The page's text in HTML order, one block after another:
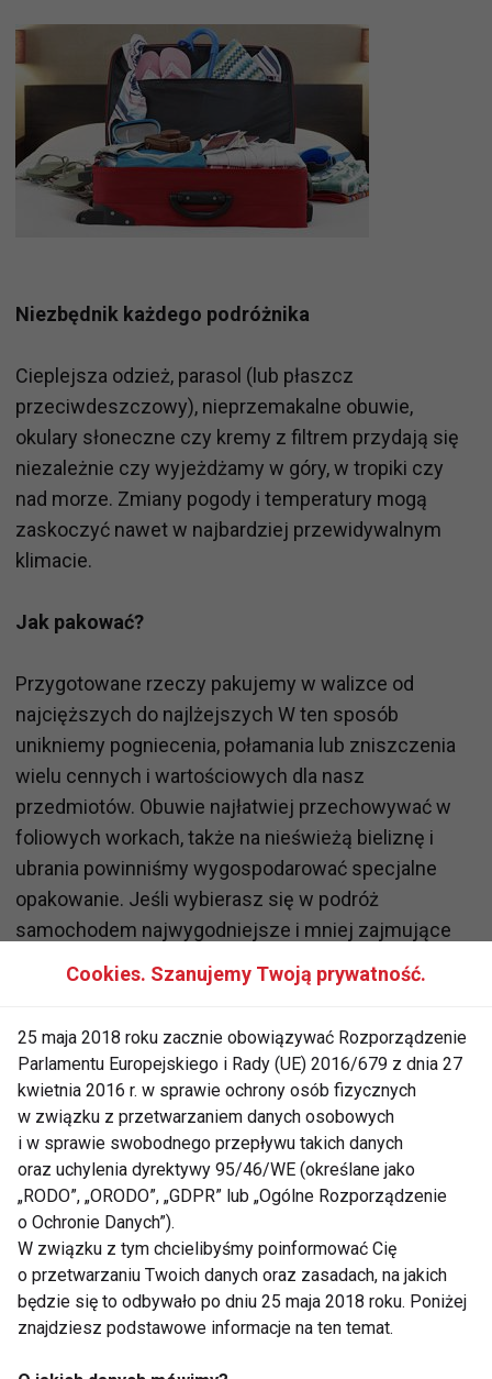
Niezbędnik każdego podróżnika
Cieplejsza odzież, parasol (lub płaszcz
przeciwdeszczowy), nieprzemakalne obuwie,
okulary słoneczne czy kremy z filtrem przydają się
niezależnie czy wyjeżdżamy w góry, w tropiki czy
nad morze. Zmiany pogody i temperatury mogą
zaskoczyć nawet w najbardziej przewidywalnym
klimacie.
Jak pakować?
Przygotowane rzeczy pakujemy w walizce od
najcięższych do najlżejszych W ten sposób
unikniemy pogniecenia, połamania lub zniszczenia
wielu cennych i wartościowych dla nasz
przedmiotów. Obuwie najłatwiej przechowywać w
foliowych workach, także na nieświeżą bieliznę i
ubrania powinniśmy wygospodarować specjalne
opakowanie. Jeśli wybierasz się w podróż
samochodem najwygodniejsze i mniej zajmujące
miejsca będą torby miękkie. W samolocie i
autokarze od zniszczenia łatwiej ochroni solidna
bardziej poręczna, zwłaszcza dla osób, które nie
powinny dźwigać ciężarów.
Rady:
Ubrania bardziej eleganckie najlepiej
schować w odpowiedni pokrowiec
ułożony tuż na wierzchu walizki.
Zawsze zabierajmy ze sobą o jedną
parę bielizny i ubrania więcej w
Cookies. Szanujemy Twoją prywatność.
25 maja 2018 roku zacznie obowiązywać Rozporządzenie
Parlamentu Europejskiego i Rady (UE) 2016/679 z dnia 27
kwietnia 2016 r. w sprawie ochrony osób fizycznych
w związku z przetwarzaniem danych osobowych
i w sprawie swobodnego przepływu takich danych
oraz uchylenia dyrektywy 95/46/WE (określane jako
„RODO”, „ORODO”, „GDPR” lub „Ogólne Rozporządzenie
o Ochronie Danych”).
W związku z tym chcielibyśmy poinformować Cię
o przetwarzaniu Twoich danych oraz zasadach, na jakich
będzie się to odbywało po dniu 25 maja 2018 roku. Poniżej
znajdziesz podstawowe informacje na ten temat.